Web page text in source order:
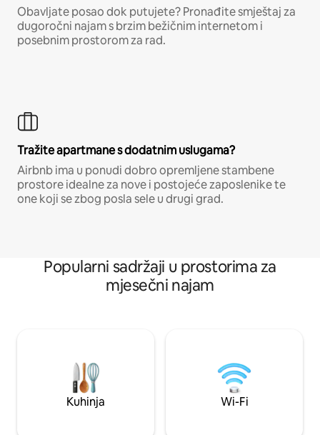
Obavljate posao dok putujete? Pronađite smještaj za
dugoročni najam s brzim bežičnim internetom i
posebnim prostorom za rad.
Tražite apartmane s dodatnim uslugama?
Airbnb ima u ponudi dobro opremljene stambene
prostore idealne za nove i postojeće zaposlenike te
one koji se zbog posla sele u drugi grad.
Popularni sadržaji u prostorima za
mjesečni najam
Kuhinja Wi-Fi